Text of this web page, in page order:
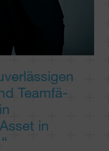
Teamfä­
in